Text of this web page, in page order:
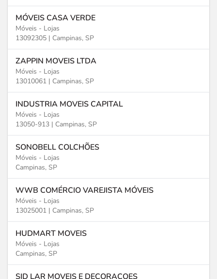
MÓVEIS CASA VERDE
Móveis - Lojas
13092305 | Campinas, SP
ZAPPIN MOVEIS LTDA
Móveis - Lojas
13010061 | Campinas, SP
INDUSTRIA MOVEIS CAPITAL
Móveis - Lojas
13050-913 | Campinas, SP
SONOBELL COLCHÕES
Móveis - Lojas
Campinas, SP
WWB COMÉRCIO VAREJISTA MÓVEIS
Móveis - Lojas
13025001 | Campinas, SP
HUDMART MOVEIS
Móveis - Lojas
Campinas, SP
SID LAR MOVEIS E DECORACOES